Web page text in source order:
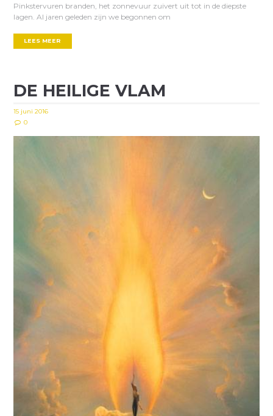
Pinkstervuren branden, het zonnevuur zuivert uit tot in de diepste
lagen. Al jaren geleden zijn we begonnen om
LEES MEER
DE HEILIGE VLAM
15 juni 2016
0